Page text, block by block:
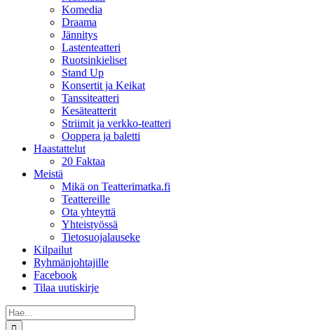
Komedia
Draama
Jännitys
Lastenteatteri
Ruotsinkieliset
Stand Up
Konsertit ja Keikat
Tanssiteatteri
Kesäteatterit
Striimit ja verkko-teatteri
Ooppera ja baletti
Haastattelut
20 Faktaa
Meistä
Mikä on Teatterimatka.fi
Teattereille
Ota yhteyttä
Yhteistyössä
Tietosuojalauseke
Kilpailut
Ryhmänjohtajille
Facebook
Tilaa uutiskirje
Etsi
...